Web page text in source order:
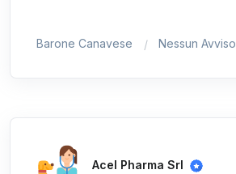
Barone Canavese Nessun Avviso
Acel Pharma Srl